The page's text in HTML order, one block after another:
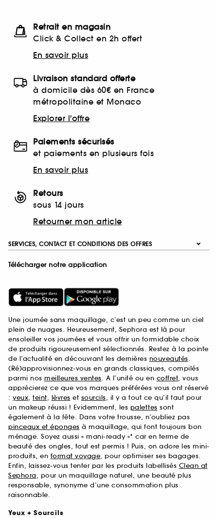
Retrait en magasin
Click & Collect en 2h offert
En savoir plus
Livraison standard offerte
à domicile dès 60€ en France
métropolitaine et Monaco
Explorer l'offre
Paiements sécurisés
et paiements en plusieurs fois
En savoir plus
Retours
sous 14 jours
Retourner mon article
SERVICES, CONTACT ET CONDITIONS DES OFFRES
Télécharger notre application
Une journée sans maquillage, c’est un peu comme un ciel
plein de nuages. Heureusement, Sephora est là pour
ensoleiller vos journées et vous offrir un formidable choix
de produits rigoureusement sélectionnés. Restez à la pointe
de l’actualité en découvrant les dernières nouveautés.
(Ré)approvisionnez-vous en grands classiques, compilés
parmi nos meilleures ventes. A l’unité ou en coffret, vous
apprécierez ce que vos marques préférées vous ont réservé
: yeux, teint, lèvres et sourcils, il y a tout ce qu’il faut pour
un makeup réussi ! Evidemment, les palettes sont
également à la fête. Dans votre trousse, n’oubliez pas
pinceaux et éponges à maquillage, qui font toujours bon
ménage. Soyez aussi « mani-ready »* car en terme de
beauté des ongles, tout est permis ! Puis, on adore les mini-
produits, en format voyage, pour optimiser ses bagages.
Enfin, laissez-vous tenter par les produits labellisés Clean at
Sephora, pour un maquillage naturel, une beauté plus
responsable, synonyme d’une consommation plus
raisonnable.
Yeux + Sourcils